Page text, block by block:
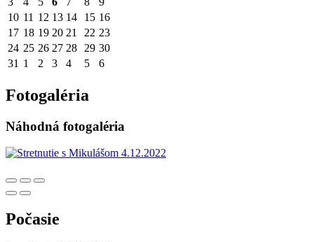
10 11 12 13 14 15 16
17 18 19 20 21 22 23
24 25 26 27 28 29 30
31 1 2 3 4 5 6
Fotogaléria
Náhodná fotogaléria
Počasie